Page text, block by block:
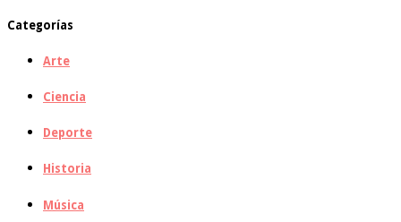
Categorías
Arte
Ciencia
Deporte
Historia
Música